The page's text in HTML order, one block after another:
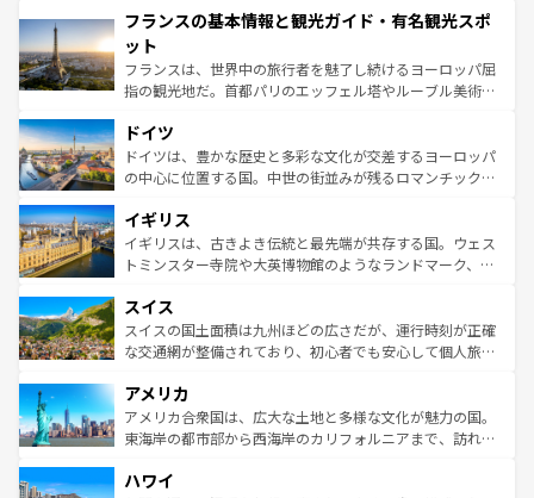
ませてくれるイタリアで、忘れられない旅をしてみよう！
なお、新着のイタリア情報は
しい。
文化が根付くこの国では、情熱的なフラメンコ、熱気あふ
れる闘牛、そして美味しいタパスが生活の一部となってい
る。首都マドリードの洗練された雰囲気や、バルセロナの
アートに溢れた街角から、地方では古代ローマ遺跡や中世
せる。地方によって風土や気候が異なるスペインはその個
性で訪れる人を魅了する。 なお、新着のスペイン情報は コ
ンテンツ一覧を参照してほしい。
フランスの基本情報と観光ガイド・有名観光スポ
ット
フランスは、世界中の旅行者を魅了し続けるヨーロッパ屈
指の観光地だ。首都パリのエッフェル塔やルーブル美術館
で、幅広い魅力が詰まっている。華麗な宮殿、歴史的な大
聖堂、美しいビーチ、そして豊かな自然が、訪れる者を心
から魅了する。また、フランスは美食の国としても知ら
いる。シャンパンの発祥地であるランス、プロヴァンスの
香り高いラベンダー畑など、多彩な楽しみ方が可能だ。さ
らに、パリ以外の地域にも魅力が溢れており、どの街角に
れる地方に足を運ぶとそれぞれで全く異なる文化を体験で
きるだろう。 なお、新着のフランス情報はコンテンツ一覧
を参照してほしい。
ドイツ
ドイツは、豊かな歴史と多彩な文化が交差するヨーロッパ
の中心に位置する国。中世の街並みが残るロマンチック街
顔を持つこの国は、どこを歩いても飽きることがない。ベ
ルリンの文化的活気、バイエルン州のアルプスの絶景、そ
してライン川沿いのワイン畑といった風景は必見。ビール
は、お酒好きな人にはぜひ体験してほしい。 なお、新着の
ドイツ情報はコンテンツ一覧を参照してほしい。
イギリス
イギリスは、古きよき伝統と最先端が共存する国。ウェス
トミンスター寺院や大英博物館のようなランドマーク、歴
リアごとに異なる魅力がある。また、優雅なアフタヌーン
ティー、ビール好きにはたまらない英国パブ、サッカー観
戦など、本場だからこそできる体験も豊富。イギリスを旅
ンツ一覧を参照してほしい。
スイス
スイスの国土面積は九州ほどの広さだが、運行時刻が正確
な交通網が整備されており、初心者でも安心して個人旅行
の建物がそのまま残る町や、スイスならではのユニークな
博物館もあり、アルプス観光だけでなく町歩きも満喫する
ことができる。国民の所得が高いため物価も高いが、旅行
ば市内交通費無料で観光を楽しむこともできる。 なお、新
アメリカ
アメリカ合衆国は、広大な土地と多様な文化が魅力の国。
東海岸の都市部から西海岸のカリフォルニアまで、訪れる
のような巨大都市は、観光、ショッピング、エンターテイ
ハワイ